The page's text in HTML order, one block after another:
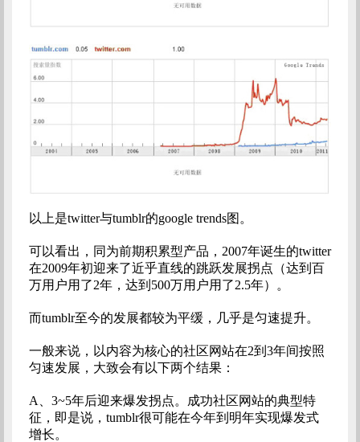
以上是twitter与tumblr的google trends图。
可以看出，同为前期积累型产品，2007年诞生的twitter
在2009年初迎来了近乎直线的跳跃发展拐点（达到百
万用户用了2年，达到500万用户用了2.5年）。
而tumblr至今的发展都较为平缓，几乎是匀速提升。
一般来说，以内容为核心的社区网站在2到3年间按照
匀速发展，大致会有以下两个结果：
A、3~5年后迎来爆发拐点。成功社区网站的典型特
征，即是说，tumblr很可能在今年到明年实现爆发式
增长。